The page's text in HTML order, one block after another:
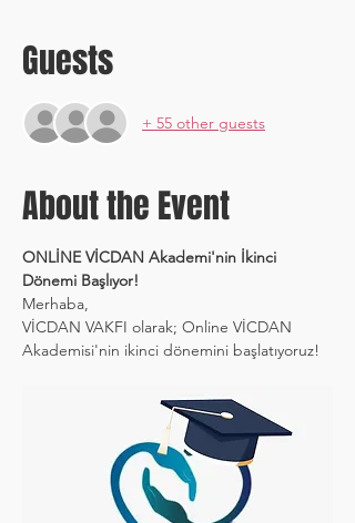
Guests
+ 55 other guests
About the Event
ONLİNE VİCDAN Akademi'nin İkinci
Dönemi Başlıyor!
Merhaba,
VİCDAN VAKFI olarak; Online VİCDAN
Akademisi'nin ikinci dönemini başlatıyoruz!